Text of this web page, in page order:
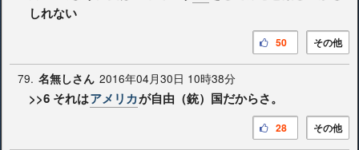
しれない
その他
50
79. 名無しさん 2016年04月30日 10時38分
>>6 それはアメリカが自由（銃）国だからさ。
その他
28